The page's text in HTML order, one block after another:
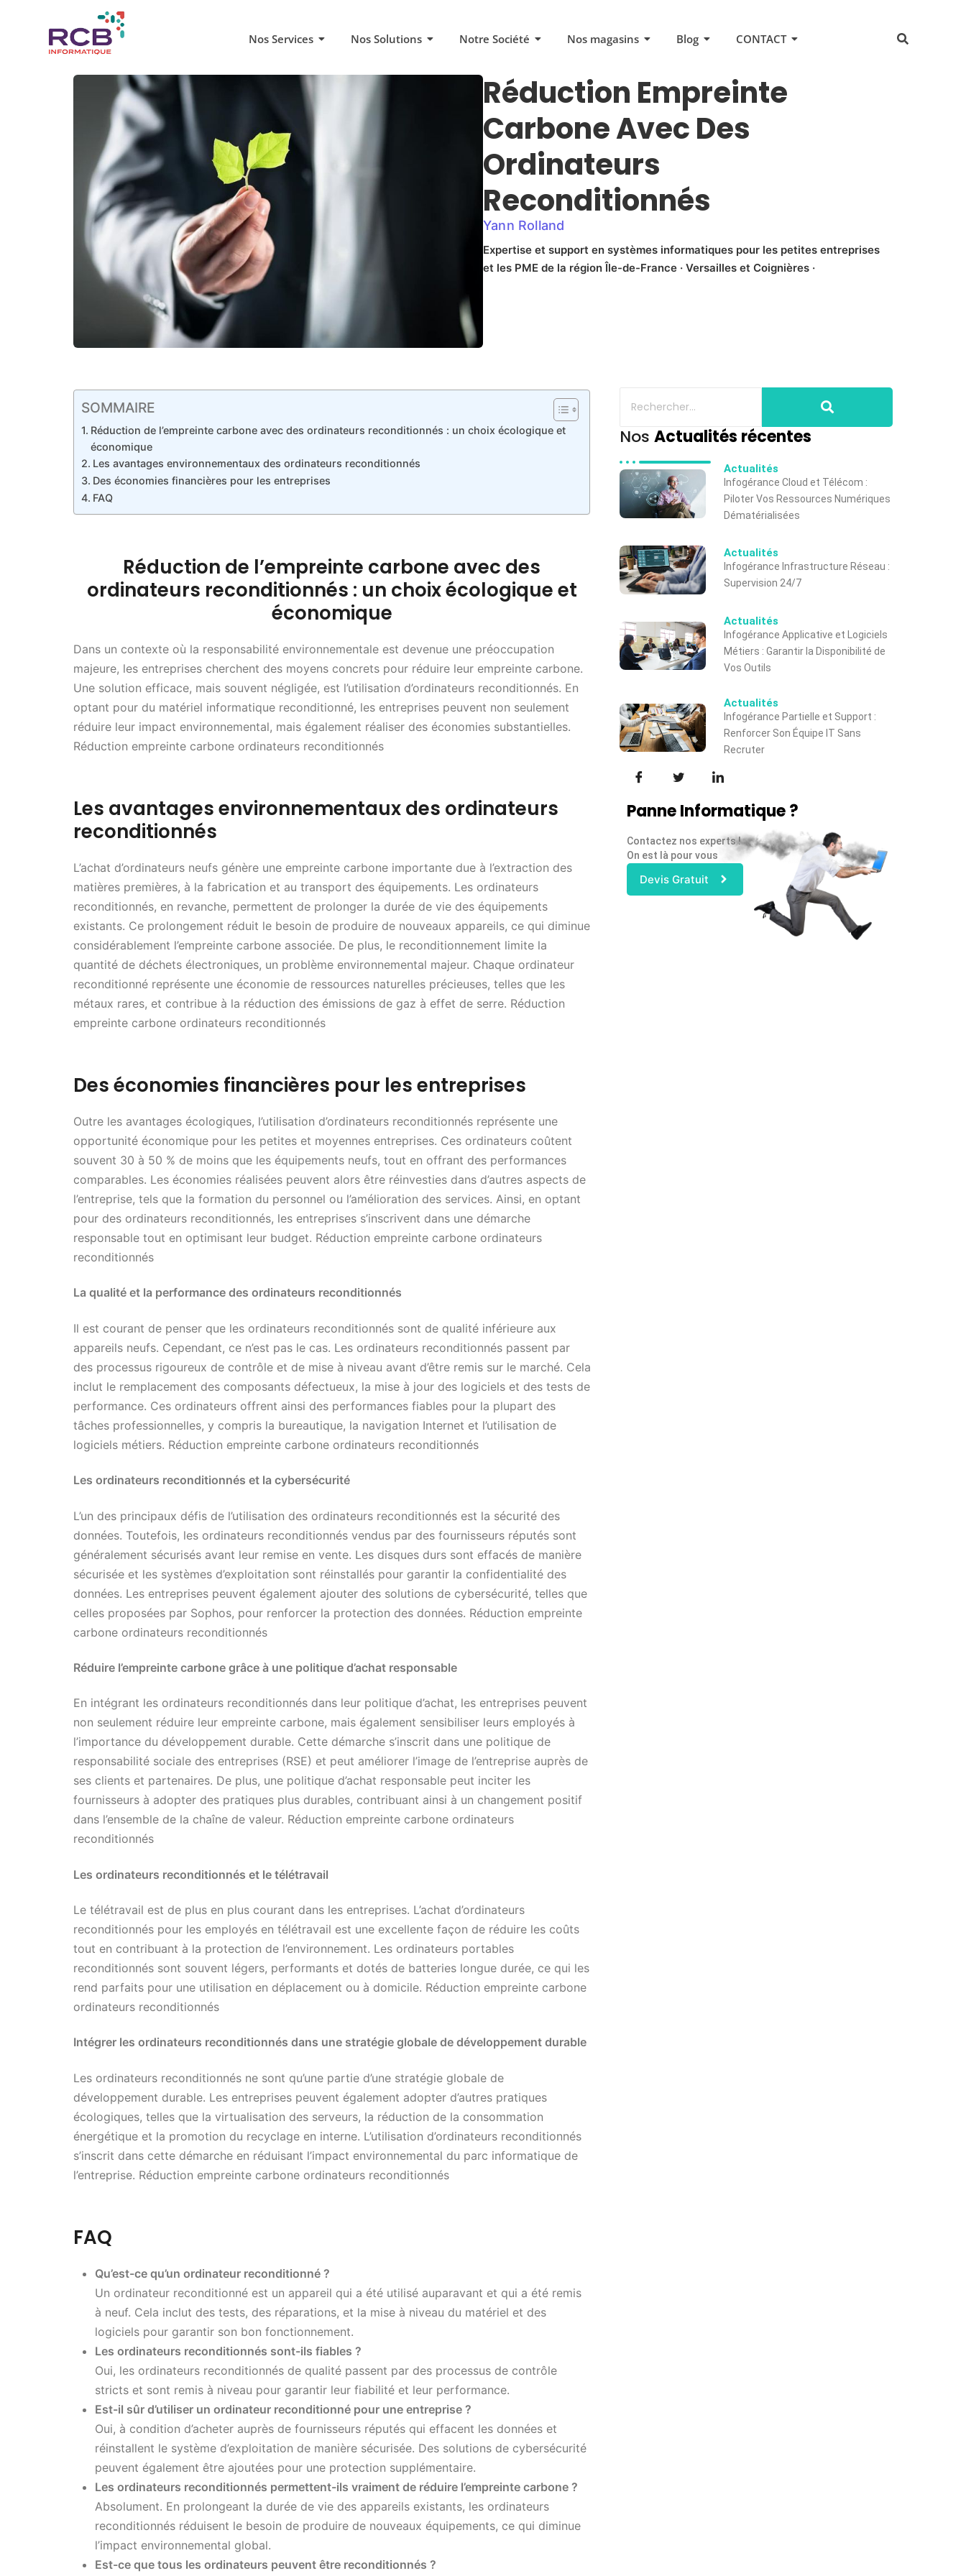
Nos Services Nos Solutions Notre Société Nos magasins Blog CONTACT
Réduction Empreinte
Carbone Avec Des
Ordinateurs
Reconditionnés
Yann Rolland
Expertise et support en systèmes informatiques pour les petites entreprises
et les PME de la région Île-de-France · Versailles et Coignières ·
SOMMAIRE
Réduction de l’empreinte carbone avec des ordinateurs reconditionnés : un choix écologique et
économique
Les avantages environnementaux des ordinateurs reconditionnés
Des économies financières pour les entreprises
FAQ
Réduction de l’empreinte carbone avec des
ordinateurs reconditionnés : un choix écologique et
économique
Dans un contexte où la responsabilité environnementale est devenue une préoccupation
majeure, les entreprises cherchent des moyens concrets pour réduire leur empreinte carbone.
Une solution efficace, mais souvent négligée, est l’utilisation d’ordinateurs reconditionnés. En
optant pour du matériel informatique reconditionné, les entreprises peuvent non seulement
réduire leur impact environnemental, mais également réaliser des économies substantielles.
Réduction empreinte carbone ordinateurs reconditionnés
Les avantages environnementaux des ordinateurs
reconditionnés
L’achat d’ordinateurs neufs génère une empreinte carbone importante due à l’extraction des
matières premières, à la fabrication et au transport des équipements. Les ordinateurs
reconditionnés, en revanche, permettent de prolonger la durée de vie des équipements
existants. Ce prolongement réduit le besoin de produire de nouveaux appareils, ce qui diminue
considérablement l’empreinte carbone associée. De plus, le reconditionnement limite la
quantité de déchets électroniques, un problème environnemental majeur. Chaque ordinateur
reconditionné représente une économie de ressources naturelles précieuses, telles que les
métaux rares, et contribue à la réduction des émissions de gaz à effet de serre. Réduction
empreinte carbone ordinateurs reconditionnés
Des économies financières pour les entreprises
Outre les avantages écologiques, l’utilisation d’ordinateurs reconditionnés représente une
opportunité économique pour les petites et moyennes entreprises. Ces ordinateurs coûtent
souvent 30 à 50 % de moins que les équipements neufs, tout en offrant des performances
comparables. Les économies réalisées peuvent alors être réinvesties dans d’autres aspects de
l’entreprise, tels que la formation du personnel ou l’amélioration des services. Ainsi, en optant
pour des ordinateurs reconditionnés, les entreprises s’inscrivent dans une démarche
responsable tout en optimisant leur budget. Réduction empreinte carbone ordinateurs
reconditionnés
La qualité et la performance des ordinateurs reconditionnés
Il est courant de penser que les ordinateurs reconditionnés sont de qualité inférieure aux
appareils neufs. Cependant, ce n’est pas le cas. Les ordinateurs reconditionnés passent par
des processus rigoureux de contrôle et de mise à niveau avant d’être remis sur le marché. Cela
inclut le remplacement des composants défectueux, la mise à jour des logiciels et des tests de
performance. Ces ordinateurs offrent ainsi des performances fiables pour la plupart des
tâches professionnelles, y compris la bureautique, la navigation Internet et l’utilisation de
logiciels métiers. Réduction empreinte carbone ordinateurs reconditionnés
Les ordinateurs reconditionnés et la cybersécurité
L’un des principaux défis de l’utilisation des ordinateurs reconditionnés est la sécurité des
données. Toutefois, les ordinateurs reconditionnés vendus par des fournisseurs réputés sont
généralement sécurisés avant leur remise en vente. Les disques durs sont effacés de manière
sécurisée et les systèmes d’exploitation sont réinstallés pour garantir la confidentialité des
données. Les entreprises peuvent également ajouter des solutions de cybersécurité, telles que
celles proposées par Sophos, pour renforcer la protection des données. Réduction empreinte
carbone ordinateurs reconditionnés
Réduire l’empreinte carbone grâce à une politique d’achat responsable
En intégrant les ordinateurs reconditionnés dans leur politique d’achat, les entreprises peuvent
non seulement réduire leur empreinte carbone, mais également sensibiliser leurs employés à
l’importance du développement durable. Cette démarche s’inscrit dans une politique de
responsabilité sociale des entreprises (RSE) et peut améliorer l’image de l’entreprise auprès de
ses clients et partenaires. De plus, une politique d’achat responsable peut inciter les
fournisseurs à adopter des pratiques plus durables, contribuant ainsi à un changement positif
dans l’ensemble de la chaîne de valeur. Réduction empreinte carbone ordinateurs
reconditionnés
Les ordinateurs reconditionnés et le télétravail
Le télétravail est de plus en plus courant dans les entreprises. L’achat d’ordinateurs
reconditionnés pour les employés en télétravail est une excellente façon de réduire les coûts
tout en contribuant à la protection de l’environnement. Les ordinateurs portables
reconditionnés sont souvent légers, performants et dotés de batteries longue durée, ce qui les
rend parfaits pour une utilisation en déplacement ou à domicile. Réduction empreinte carbone
ordinateurs reconditionnés
Intégrer les ordinateurs reconditionnés dans une stratégie globale de développement durable
Les ordinateurs reconditionnés ne sont qu’une partie d’une stratégie globale de
développement durable. Les entreprises peuvent également adopter d’autres pratiques
écologiques, telles que la virtualisation des serveurs, la réduction de la consommation
énergétique et la promotion du recyclage en interne. L’utilisation d’ordinateurs reconditionnés
s’inscrit dans cette démarche en réduisant l’impact environnemental du parc informatique de
l’entreprise. Réduction empreinte carbone ordinateurs reconditionnés
FAQ
Qu’est-ce qu’un ordinateur reconditionné ?
Un ordinateur reconditionné est un appareil qui a été utilisé auparavant et qui a été remis
à neuf. Cela inclut des tests, des réparations, et la mise à niveau du matériel et des
logiciels pour garantir son bon fonctionnement.
Les ordinateurs reconditionnés sont-ils fiables ?
Oui, les ordinateurs reconditionnés de qualité passent par des processus de contrôle
stricts et sont remis à niveau pour garantir leur fiabilité et leur performance.
Est-il sûr d’utiliser un ordinateur reconditionné pour une entreprise ?
Oui, à condition d’acheter auprès de fournisseurs réputés qui effacent les données et
réinstallent le système d’exploitation de manière sécurisée. Des solutions de cybersécurité
peuvent également être ajoutées pour une protection supplémentaire.
Les ordinateurs reconditionnés permettent-ils vraiment de réduire l’empreinte carbone ?
Absolument. En prolongeant la durée de vie des appareils existants, les ordinateurs
reconditionnés réduisent le besoin de produire de nouveaux équipements, ce qui diminue
l’impact environnemental global.
Est-ce que tous les ordinateurs peuvent être reconditionnés ?
Nos Actualités récentes
Actualités
Infogérance Cloud et Télécom :
Piloter Vos Ressources Numériques
Dématérialisées
Actualités
Infogérance Infrastructure Réseau :
Supervision 24/7
Actualités
Infogérance Applicative et Logiciels
Métiers : Garantir la Disponibilité de
Vos Outils
Actualités
Infogérance Partielle et Support :
Renforcer Son Équipe IT Sans
Recruter
Panne Informatique ?
Contactez nos experts !
On est là pour vous
Devis Gratuit